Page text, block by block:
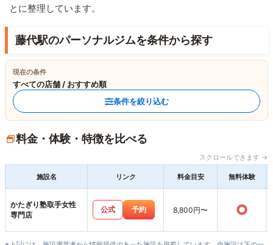
とに整理しています。
藤代駅のパーソナルジムを条件から探す
現在の条件
すべての店舗 / おすすめ順
条件を絞り込む
料金・体験・特徴を比べる
スクロールできます →
施設名 リンク 料金目安 無料体験
かたぎり塾取手女性
専門店
公式 予約 8,800円〜 ○